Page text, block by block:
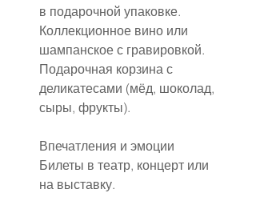
в подарочной упаковке.
Коллекционное вино или
шампанское с гравировкой.
Подарочная корзина с
деликатесами (мёд, шоколад,
сыры, фрукты).
Впечатления и эмоции
Билеты в театр, концерт или
на выставку.